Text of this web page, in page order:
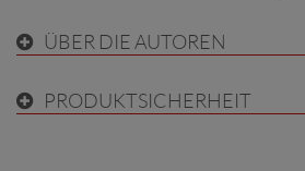
ÜBER DIE AUTOREN
PRODUKTSICHERHEIT